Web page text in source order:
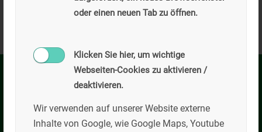
oder einen neuen Tab zu öffnen.
Klicken Sie hier, um wichtige
Webseiten-Cookies zu aktivieren /
deaktivieren.
Wir verwenden auf unserer Website externe
Inhalte von Google, wie Google Maps, Youtube
rechtfertigen eine Übertragung oder wir dazu gesetzlich
Daten werden ansonsten gelöscht, wenn wir Ihre Anfrage
bearbeitet haben oder der Zweck der Speicherung entfallen
ist. Sie können sich jederzeit über die zu Ihrer Person
gespeicherten Daten informieren. Weitere Informationen
zum Datenschutz finden Sie auch in der
Kilian Willibald GmbH
Hauptverwaltung
Schlegldorf 75